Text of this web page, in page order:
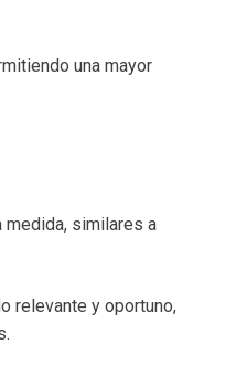
una mayor
medida, similares a
relevante y oportuno,